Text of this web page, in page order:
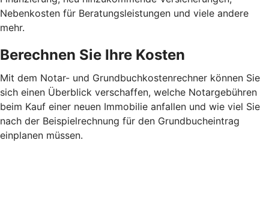
Nebenkosten für Beratungsleistungen und viele andere
mehr.
Berechnen Sie Ihre Kosten
Mit dem Notar- und Grundbuchkostenrechner können Sie
sich einen Überblick verschaffen, welche Notargebühren
beim Kauf einer neuen Immobilie anfallen und wie viel Sie
nach der Beispielrechnung für den Grundbucheintrag
einplanen müssen.